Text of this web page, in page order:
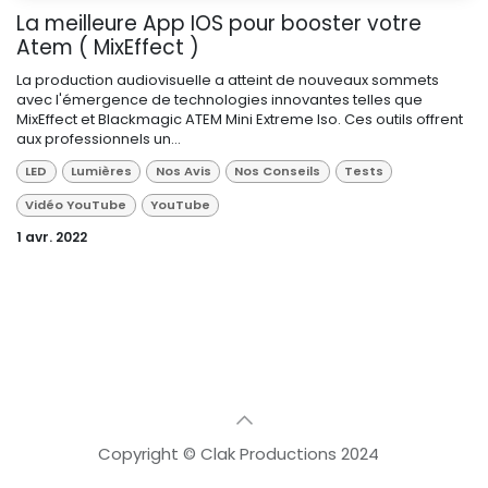
La meilleure App IOS pour booster votre
Atem ( MixEffect )
La production audiovisuelle a atteint de nouveaux sommets
avec l'émergence de technologies innovantes telles que
MixEffect et Blackmagic ATEM Mini Extreme Iso. Ces outils offrent
aux professionnels un...
LED Lumières Nos Avis Nos Conseils
Tests
Vidéo YouTube
YouTube
1 avr. 2022
Copyright © Clak Productions 2024